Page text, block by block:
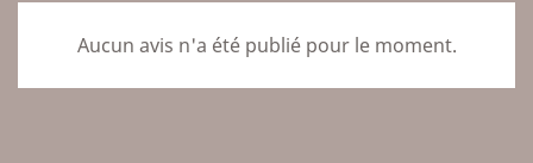
Aucun avis n'a été publié pour le moment.